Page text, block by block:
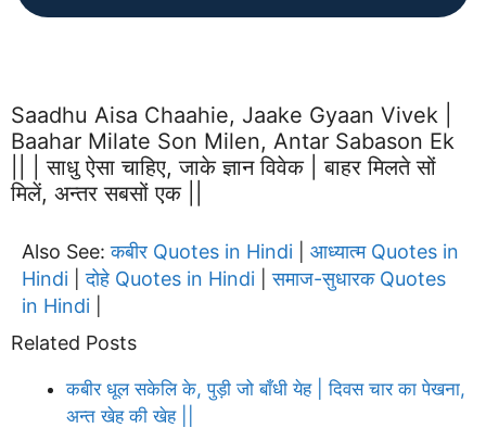
Saadhu Aisa Chaahie, Jaake Gyaan Vivek |
Baahar Milate Son Milen, Antar Sabason Ek
|| | साधु ऐसा चाहिए, जाके ज्ञान विवेक | बाहर मिलते सों
मिलें, अन्तर सबसों एक ||
Also See:कबीर Quotes in Hindi
आध्यात्म Quotes in
Hindi |दोहे Quotes in Hindi |समाज-सुधारक Quotes
in Hindi
Related Posts
कबीर धूल सकेलि के, पुड़ी जो बाँधी येह | दिवस चार का पेखना,
अन्त खेह की खेह ||